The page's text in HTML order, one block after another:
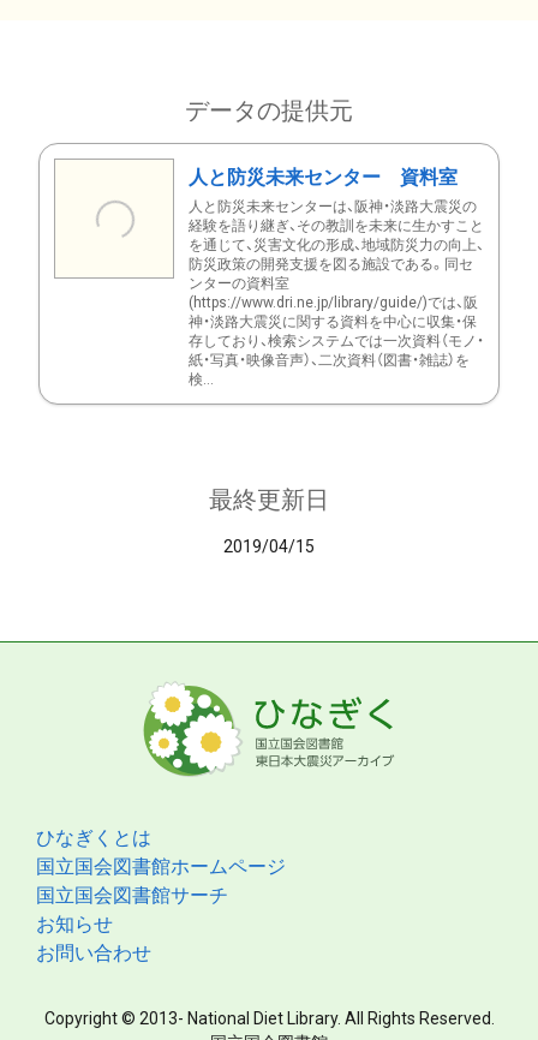
データの提供元
人と防災未来センター 資料室
人と防災未来センターは、阪神・淡路大震災の
経験を語り継ぎ、その教訓を未来に生かすこと
を通じて、災害文化の形成、地域防災力の向上、
防災政策の開発支援を図る施設である。同セ
ンターの資料室
(https://www.dri.ne.jp/library/guide/)では、阪
神・淡路大震災に関する資料を中心に収集・保
存しており、検索システムでは一次資料（モノ・
紙・写真・映像音声）、二次資料（図書・雑誌）を
検...
最終更新日
2019/04/15
ひなぎくとは
国立国会図書館ホームページ
国立国会図書館サーチ
お知らせ
お問い合わせ
Copyright © 2013- National Diet Library. All Rights Reserved.